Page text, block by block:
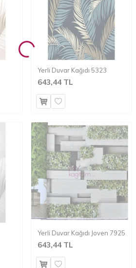
Yerli Duvar Kağıdı 5323
643,44 TL
Yerli Duvar Kağıdı Joven 7925
643,44 TL